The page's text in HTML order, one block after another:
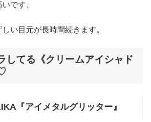
です。
い目元が長時間続きます。
してる《クリームアイシャド
『アイメタルグリッター』